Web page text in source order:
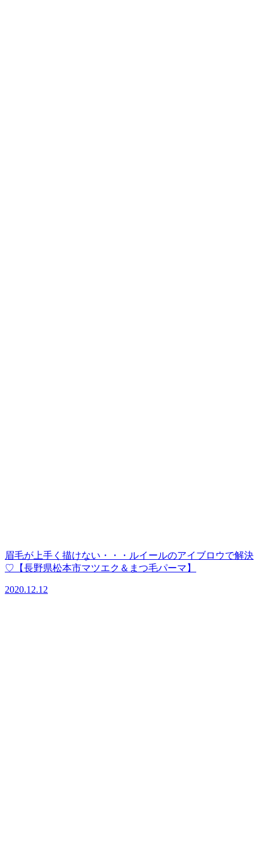
眉毛が上手く描けない・・・ルイールのアイブロウで解決
♡【長野県松本市マツエク＆まつ毛パーマ】
2020.12.12